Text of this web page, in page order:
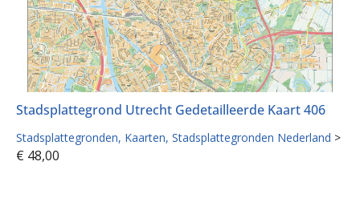
Stadsplattegrond Utrecht Gedetailleerde Kaart 406
Stadsplattegronden Kaarten Stadsplattegronden Nederland >
€ 48,00